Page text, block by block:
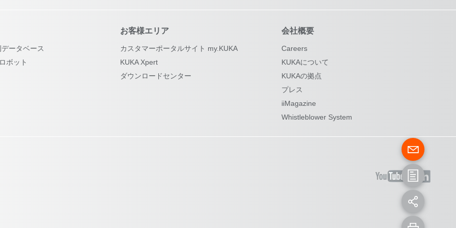
ータベース
ボット
お客様エリア
カスタマーポータルサイト my.KUKA
KUKA Xpert
ダウンロードセンター
会社概要
Careers
KUKAについて
KUKAの拠点
プレス
iiMagazine
Whistleblower System